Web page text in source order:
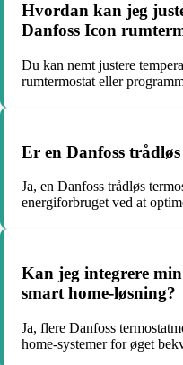
Hvordan kan jeg
Danfoss Icon
Du kan nemt justere
rumtermostat eller
Er en Danfoss
Ja, en Danfoss trådløs
energiforbruget ved at
Kan jeg integrere
smart home-løsning?
Ja, flere Danfoss
home-systemer for øget